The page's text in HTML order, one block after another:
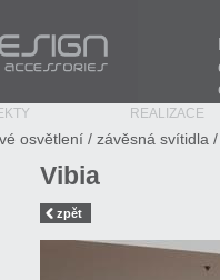
REALIZACE
osvětlení / závěsná svítidla
Vibia
zpět